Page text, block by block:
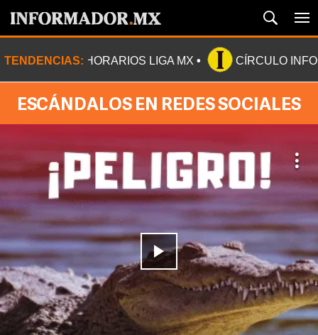
TENDENCIAS: HORARIOS LIGA MX CÍRCULO
ESCÁNDALOS EN REDES SOCIALES